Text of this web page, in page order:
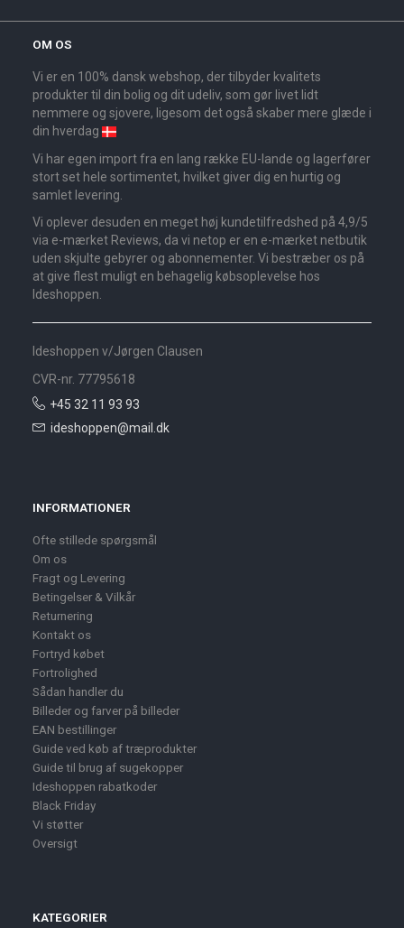
OM OS
Vi er en 100% dansk webshop, der tilbyder kvalitets
produkter til din bolig og dit udeliv, som gør livet lidt
nemmere og sjovere, ligesom det også skaber mere glæde i
din hverdag
Vi har egen import fra en lang række EU-lande og lagerfører
stort set hele sortimentet, hvilket giver dig en hurtig og
samlet levering.
Vi oplever desuden en meget høj kundetilfredshed på 4,9/5
via e-mærket Reviews, da vi netop er en e-mærket netbutik
uden skjulte gebyrer og abonnementer. Vi bestræber os på
at give flest muligt en behagelig købsoplevelse hos
Ideshoppen.
Ideshoppen v/Jørgen Clausen
CVR-nr. 77795618
+45 32 11 93 93
ideshoppen@mail.dk
INFORMATIONER
Ofte stillede spørgsmål
Om os
Fragt og Levering
Betingelser & Vilkår
Returnering
Kontakt os
Fortryd købet
Fortrolighed
Sådan handler du
Billeder og farver på billeder
EAN bestillinger
Guide ved køb af træprodukter
Guide til brug af sugekopper
Ideshoppen rabatkoder
Black Friday
Vi støtter
Oversigt
KATEGORIER